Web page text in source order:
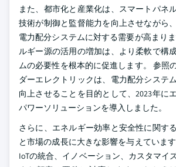
また、都市化と産業化は、スマートパネ
技術が制御と監督能力を向上させながら
電力配分システムに対する需要が高まり
ルギー源の活用の増加は、より柔軟で構
ムの必要性を根本的に促進します。 参照
ダーエレクトリックは、電力配分システ
向上させることを目的として、2023年に
パワーソリューションを導入しました。
さらに、エネルギー効率と安全性に関す
と市場の成長に大きな影響を与えています
IoTの統合、イノベーション、カスタマイ